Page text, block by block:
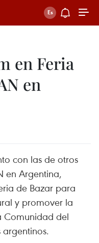
en Feria
en
con las de otros
en Argentina,
de Bazar para
y promover la
Comunidad del
argentinos.